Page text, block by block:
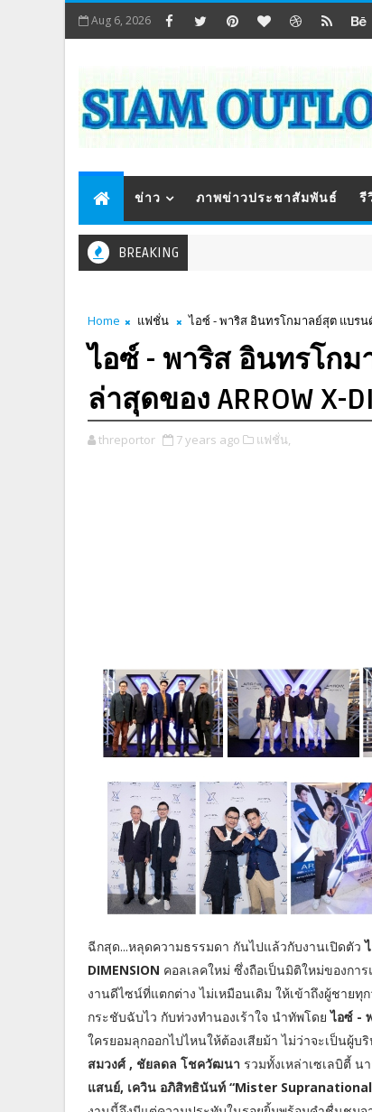
Aug 6, 2026
ข่าว ภาพข่าวประชาสัมพันธ์ รี
BREAKING
Home แฟชั่น ไอซ์ - พาริส อินทรโกมาลย์สุต แบรน
ไอซ์ - พาริส อินทรโก
ล่าสุดของ ARROW X-
threportor 7 years ago แฟชั่น,
ฉีกสุด...หลุดความธรรมดา กันไปแล้วกับงานเปิดตัว
DIMENSION คอลเลคใหม่ ซึ่งถือเป็นมิติใหม่ของกา
งานดีไซน์ที่แตกต่าง ไม่เหมือนเดิม ให้เข้าถึงผู้ชาย
กระชับฉับไว กับท่วงทำนองเร้าใจ นำทัพโดยไอซ์ -
ใครยอมลุกออกไปไหนให้ต้องเสียม้า ไม่ว่าจะเป็นผู้บ
สมวงศ์ , ชัยลดล โชควัฒนา รวมทั้งเหล่าเซเลบิตี้ น
แสนย์, เควิน อภิสิทธินันท์ “Mister